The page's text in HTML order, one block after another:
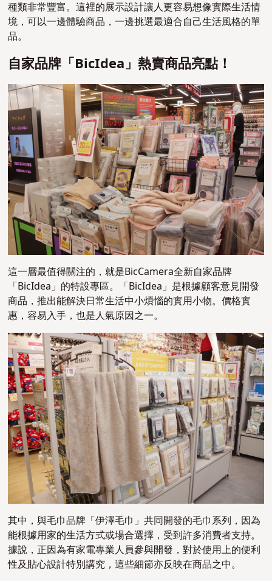
種類非常豐富。這裡的展示設計讓人更容易想像實際生活情
境，可以一邊體驗商品，一邊挑選最適合自己生活風格的單
品。
自家品牌「BicIdea」熱賣商品亮點！
這一層最值得關注的，就是BicCamera全新自家品牌
「BicIdea」的特設專區。「BicIdea」是根據顧客意見開發
商品，推出能解決日常生活中小煩惱的實用小物。價格實
惠，容易入手，也是人氣原因之一。
其中，與毛巾品牌「伊澤毛巾」共同開發的毛巾系列，因為
能根據用家的生活方式或場合選擇，受到許多消費者支持。
據說，正因為有家電專業人員參與開發，對於使用上的便利
性及貼心設計特別講究，這些細節亦反映在商品之中。